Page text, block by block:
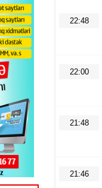
22:48
22:00
21:48
21:46